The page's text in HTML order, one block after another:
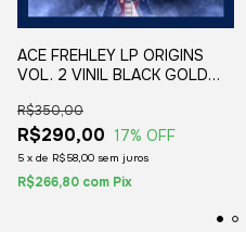
ACE FREHLEY LP ORIGINS
VOL. 2 VINIL BLACK GOLD
R$290,00
R$350,00
17% OFF
5 x de R$58,00 sem juros
R$266,80 com Pix